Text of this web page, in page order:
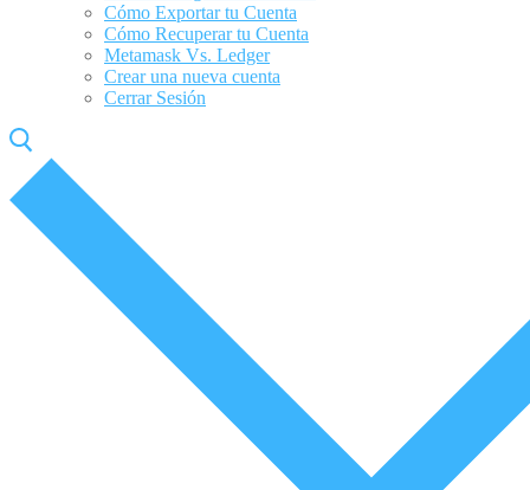
Cómo Exportar tu Cuenta
Cómo Recuperar tu Cuenta
Metamask Vs. Ledger
Crear una nueva cuenta
Cerrar Sesión